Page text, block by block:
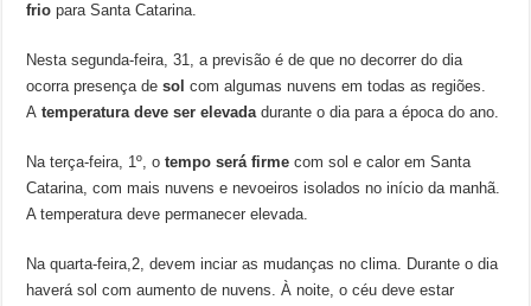
frio para Santa Catarina.
Nesta segunda-feira, 31, a previsão é de que no decorrer do dia
ocorra presença desol com algumas nuvens em todas as regiões.
Atemperatura deve ser elevadadurante o dia para a época do ano.
Na terça-feira, 1º, otempo será firme com sol e calor em Santa
Catarina, com mais nuvens e nevoeiros isolados no início da manhã.
A temperatura deve permanecer elevada.
Na quarta-feira,2, devem inciar as mudanças no clima. Durante o dia
haverá sol com aumento de nuvens. À noite, o céu deve estar